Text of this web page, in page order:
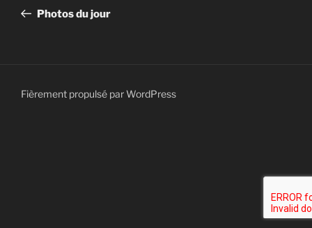
l’article
précédent
Photos du jour
Fièrement propulsé par WordPress